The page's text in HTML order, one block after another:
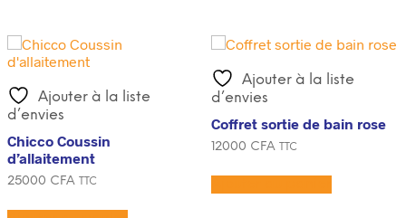
Ajouter à la liste
d’envies
Chicco Coussin
d’allaitement
25000 CFA TTC
Ajouter à la liste
d’envies
Coffret sortie de bain rose
12000 CFA TTC